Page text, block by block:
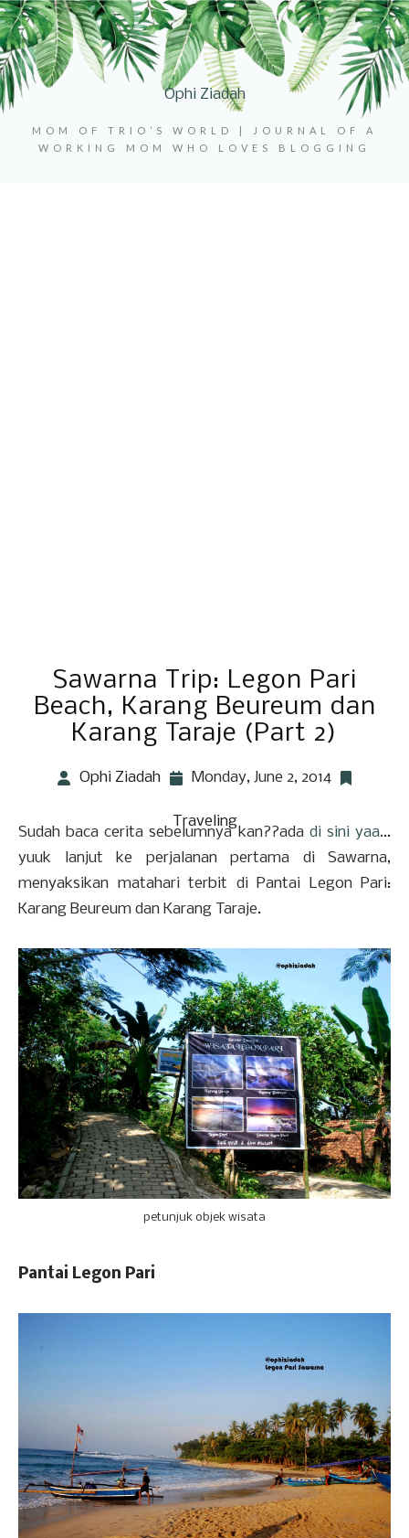
Ophi Ziadah
MOM OF TRIO’S WORLD | JOURNAL OF A
WORKING MOM WHO LOVES BLOGGING
Sawarna Trip: Legon Pari
Beach, Karang Beureum dan
Karang Taraje (Part 2)
Ophi Ziadah Monday, June 2, 2014
Traveling
Sudah baca cerita sebelumnya kan??ada di sini yaa...
yuuk lanjut ke perjalanan pertama di Sawarna,
menyaksikan matahari terbit di Pantai Legon Pari:
Karang Beureum dan Karang Taraje.
petunjuk objek wisata
Pantai Legon Pari